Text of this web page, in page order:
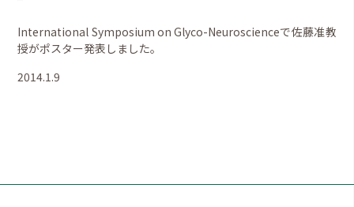
International Symposium on Glyco-Neuroscienceで佐藤准教
授がポスター発表しました。
2014.1.9